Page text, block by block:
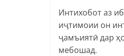
Интихобот аз
иҷтимоии он
ҷамъиятӣ дар
мебошад.